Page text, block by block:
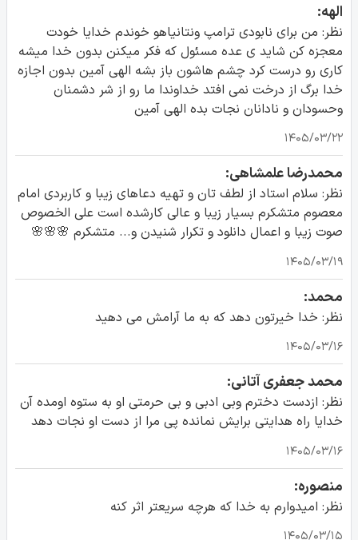
الهه:
نظر: من برای نابودی ترامپ ونتانیاهو خوندم خدایا خودت
معجزه کن شاید ی عده مسئول که فکر میکنن بدون خدا میشه
کاری رو درست کرد چشم هاشون باز بشه الهی آمین بدون اجازه
خدا برگ از درخت نمی افتد خداوندا ما رو از شر دشمنان
وحسودان و نادانان نجات بده الهی آمین
۱۴۰۵/۰۳/۲۲
محمدرضا علمشاهی:
نظر: سلام استاد از لطف تان و تهیه دعاهای زیبا و کاربردی امام
معصوم متشکرم بسیار زیبا و عالی کارشده است علی الخصوص
صوت زیبا و اعمال دانلود و تکرار شنیدن و... متشکرم 🌸🌸🌸
۱۴۰۵/۰۳/۱۹
محمد:
نظر: خدا خیرتون دهد که به ما آرامش می دهید
۱۴۰۵/۰۳/۱۶
محمد جعفری آتانی:
نظر: ازدست دخترم وبی ادبی و بی حرمتی او به ستوه اومده آن
خدایا راه هدایتی برایش نمانده پی مرا از دست او نجات دهد
۱۴۰۵/۰۳/۱۶
منصوره:
نظر: امیدوارم به خدا که هرچه سریعتر اثر کنه
۱۴۰۵/۰۳/۱۵